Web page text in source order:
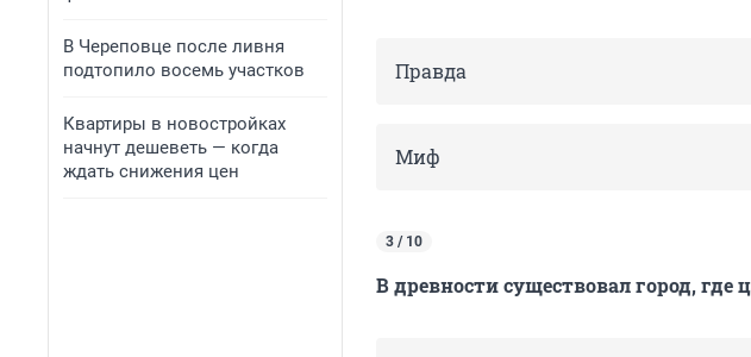
В Череповце после ливня
подтопило восемь участков
Квартиры в новостройках
начнут дешеветь — когда
ждать снижения цен
Правда
Миф
3 / 10
В древности существовал город, где